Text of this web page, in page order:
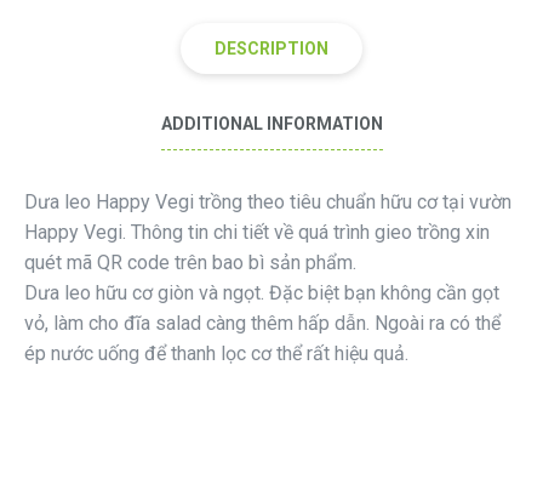
DESCRIPTION
ADDITIONAL INFORMATION
Dưa leo Happy Vegi trồng theo tiêu chuẩn hữu cơ tại vườn
Happy Vegi. Thông tin chi tiết về quá trình gieo trồng xin
quét mã QR code trên bao bì sản phẩm.
Dưa leo hữu cơ giòn và ngọt. Đặc biệt bạn không cần gọt
vỏ, làm cho đĩa salad càng thêm hấp dẫn. Ngoài ra có thể
ép nước uống để thanh lọc cơ thể rất hiệu quả.